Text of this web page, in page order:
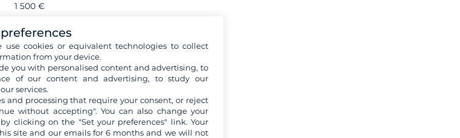
1 500 €
use cookies or equivalent technologies to collect
from your device.
you with personalised content and advertising, to
of our content and advertising, to study our
services.
and processing that require your consent, or reject
without accepting". You can also change your
clicking on the "Set your preferences" link. Your
site and our emails for 6 months and we will not